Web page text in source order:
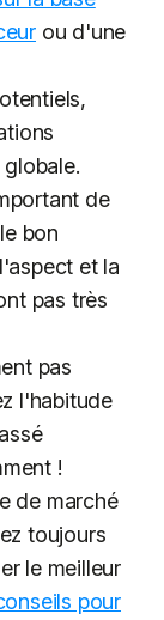
ou d'une
de
bon
et la
pas très
pas
l'habitude
!
de marché
toujours
le meilleur
pour